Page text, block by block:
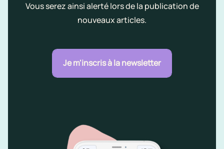
Vous serez ainsi alerté lors de la publication de
nouveaux articles.
Je m'inscris à la newsletter